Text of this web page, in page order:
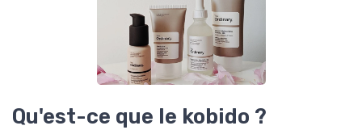
Qu'est-ce que le kobido ?